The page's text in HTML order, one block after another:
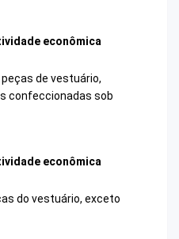
econômica
de vestuário,
confeccionadas sob
econômica
do vestuário, exceto